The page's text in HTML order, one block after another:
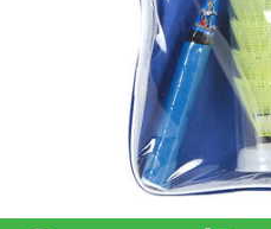
娃娃，芭比，收藏公仔
电子玩具
游戏及拼图系列
益智学习玩具